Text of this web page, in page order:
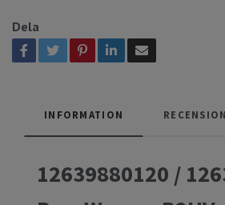
Dela
INFORMATION
12639880120 /